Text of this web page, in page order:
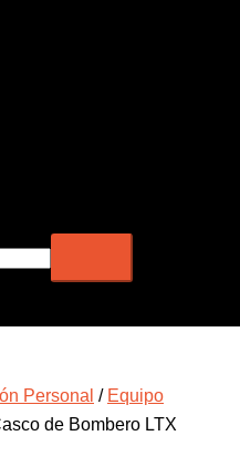
Personal / Equipo
de Bombero LTX